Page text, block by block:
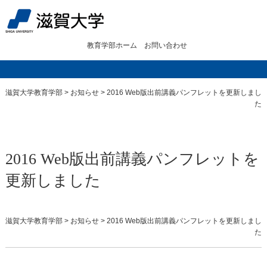
教育学部ホーム お問い合わせ
滋賀大学教育学部 > お知らせ >2016 Web版出前講義パンフレットを更新しまし
た
2016 Web版出前講義パンフレットを
更新しました
滋賀大学教育学部 > お知らせ >2016 Web版出前講義パンフレットを更新しまし
た